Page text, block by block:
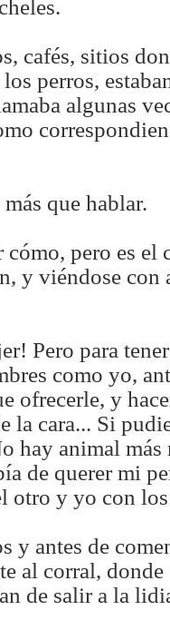
cafés, sitios
perros,
algunas
que hablar.
pero es el
y viéndose con
Pero para
como yo,
ofrecerle, y
la cara... Si
hay animal más
de querer mi
otro y yo con
y antes de
al corral, donde
de salir a la